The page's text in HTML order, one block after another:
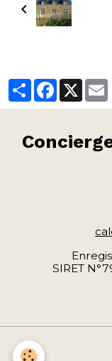
PartagerFacebook
X
SIRET